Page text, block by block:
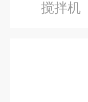
搅拌机